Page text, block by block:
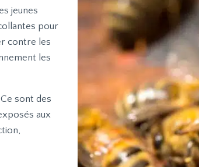
jeunes
pour
contre les
les
sont des
aux